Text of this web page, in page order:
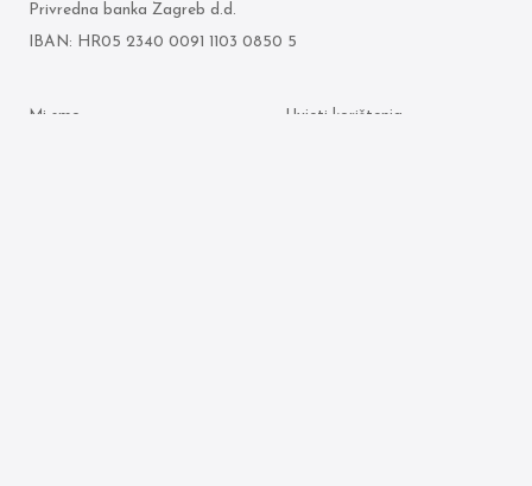
Privredna banka Zagreb d.d.
IBAN: HR05 2340 0091 1103 0850 5
Mi smo Uvjeti korištenja